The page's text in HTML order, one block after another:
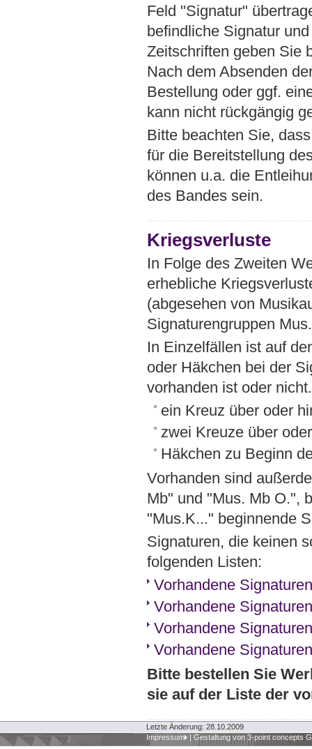
Feld "Signatur"
befindliche Signatur
Zeitschriften geben Sie
Nach dem Absenden
Bestellung oder ggf.
kann nicht rückgängig
Bitte beachten Sie,
für die Bereitstellung
können u.a. die
des Bandes sein.
Kriegsverluste
In Folge des Zweiten
erhebliche
(abgesehen von
Signaturengruppen
In Einzelfällen ist auf
oder Häkchen bei der
vorhanden ist oder
ein Kreuz über oder
zwei Kreuze über
Häkchen zu Beginn
Vorhanden sind
Mb" und "Mus. Mb O.",
"Mus.K..." beginnende
Signaturen, die keinen
folgenden Listen:
Vorhandene
Vorhandene
Vorhandene
Vorhandene
Bitte bestellen Sie
sie auf der Liste der
Letzte Änderung: 28.10.2009
Impressum
| Gestaltung von 3-point concepts